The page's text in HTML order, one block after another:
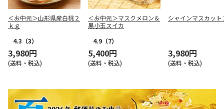
＜お中元＞山形県産白桃２
ｋｇ
4.3 （3）
3,980円
(送料・税込)
＜お中元＞マスクメロン＆
黒小玉スイカ
4.9 （7）
5,400円
(送料・税込)
シャインマスカット
3,980円
(送料・税込)